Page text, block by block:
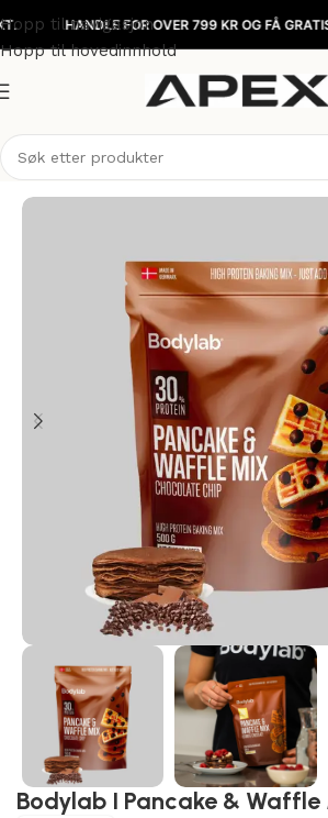
HANDLE FOR OVER 799 KR OG FÅ GRATIS
Hopp til navigasjon
Hopp til hovedinnhold
Matvarer
Bodylab I Pancake &